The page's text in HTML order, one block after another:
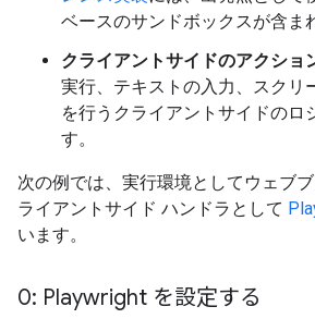
ベースのサンドボックスが含ま
クライアントサイドのアクショ
実行、テキストの入力、スクリ
を行うクライアントサイドのロ
す。
次の例では、実行環境としてウェブ
ライアントサイド ハンドラとして
います。
0: Playwright を設定する